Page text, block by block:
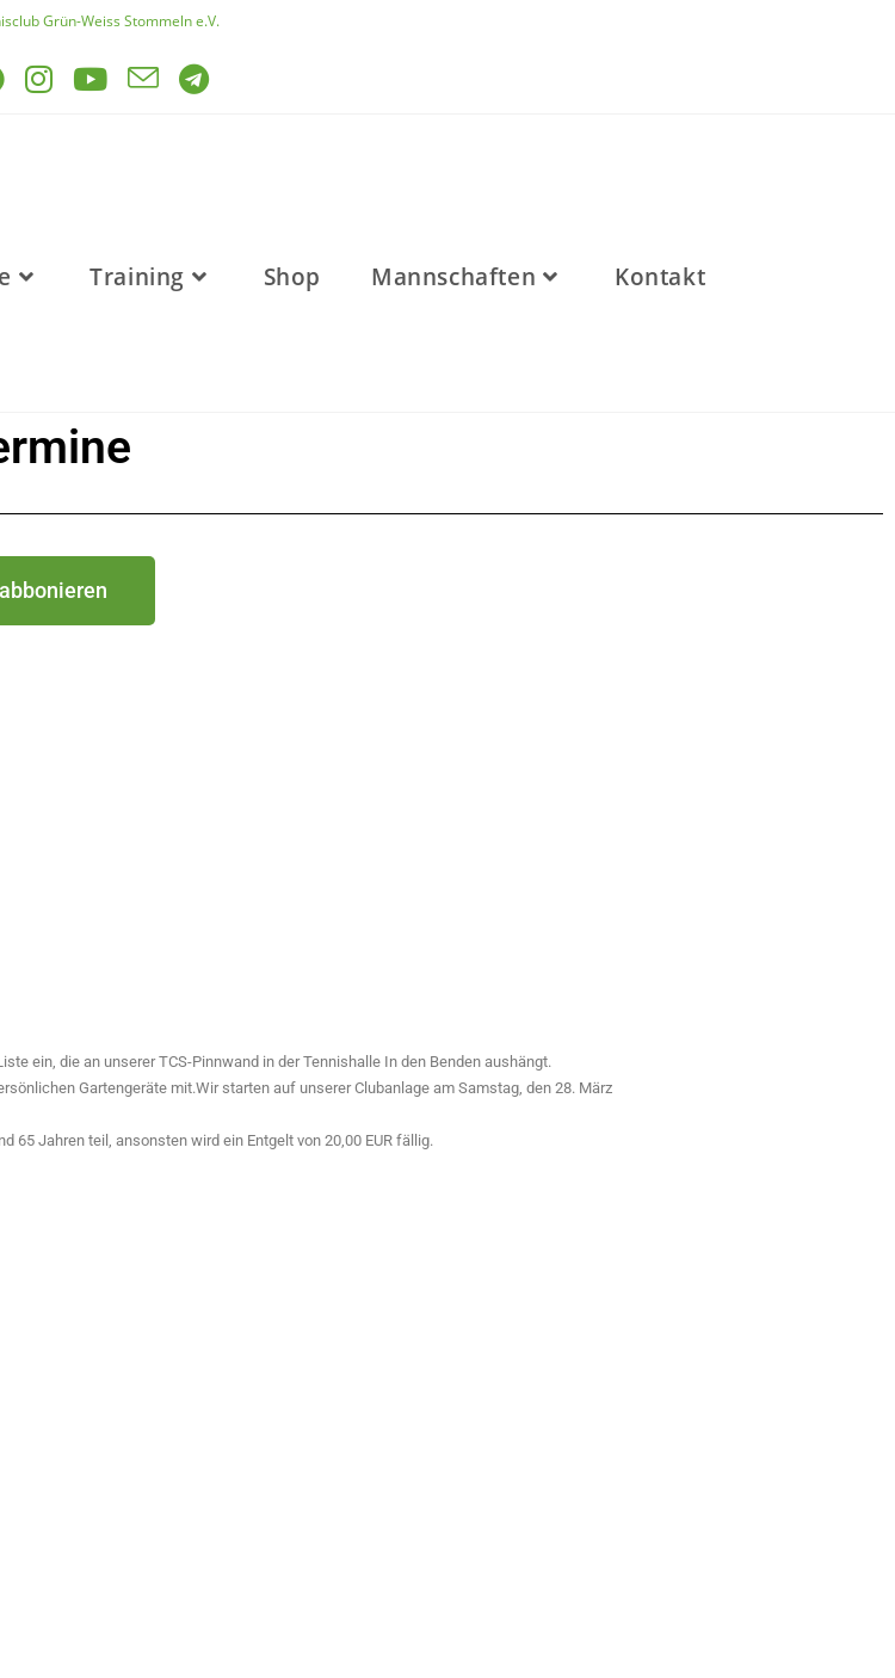
Grün-Weiss Stommeln e.V.
Training Shop Mannschaften Kontakt
ein, die an unserer TCS-Pinnwand in der Tennishalle In den Benden aushängt.
Gartengeräte mit.Wir starten auf unserer Clubanlage am Samstag, den 28. März
65 Jahren teil, ansonsten wird ein Entgelt von 20,00 EUR fällig.